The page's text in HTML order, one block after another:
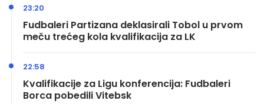
Fudbaleri Partizana deklasirali Tobol u prvom
meču trećeg kola kvalifikacija za LK
23:20
Kvalifikacije za Ligu konferencija: Fudbaleri
Borca pobedili Vitebsk
22:58